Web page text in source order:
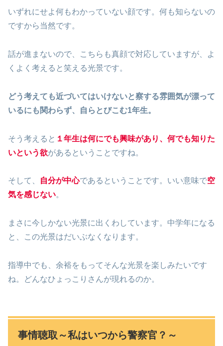
いずれにせよ何もわかっていない顔です。何も知らないの
ですから当然です。
話が進まないので、こちらも真顔で対応していますが、よ
くよく考えると笑える光景です。
どう考えても近づいてはいけないと察する雰囲気が漂って
いるにも関わらず、自らとびこむ1年生。
そう考えると １年生は何にでも興味があり、何でも知りた
いという欲があるということですね。
そして、 自分が中心であるということです。いい意味で空
気を感じない。
まさに今しかない光景に出くわしています。中学年になる
と、この光景はだいぶなくなります。
指導中でも、余裕をもってそんな光景を楽しみたいです
ね。どんなひょっこりさんが現れるのか。
事情聴取～私はいつから警察官？～